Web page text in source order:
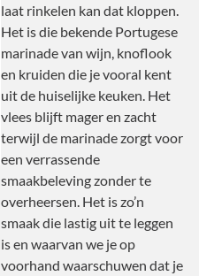
laat rinkelen kan dat kloppen.
Het is die bekende Portugese
marinade van wijn, knoflook
en kruiden die je vooral kent
uit de huiselijke keuken. Het
vlees blijft mager en zacht
terwijl de marinade zorgt voor
een verrassende
smaakbeleving zonder te
overheersen. Het is zo’n
smaak die lastig uit te leggen
is en waarvan we je op
voorhand waarschuwen dat je